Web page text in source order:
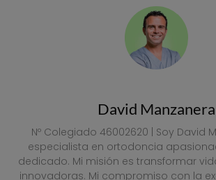
David Manzanera
Nº Colegiado 46002620 | Soy David
especialista en ortodoncia
dedicado. Mi misión es transformar
innovadoras. Mi compromiso con la